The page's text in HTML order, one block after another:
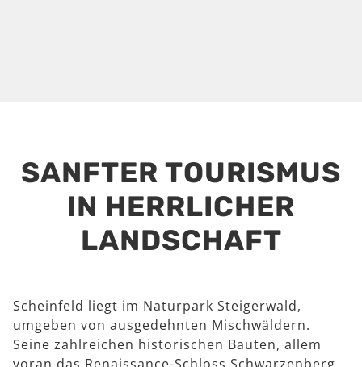
SANFTER TOURISMUS
IN HERRLICHER
LANDSCHAFT
Scheinfeld liegt im Naturpark Steigerwald,
umgeben von ausgedehnten Mischwäldern.
Seine zahlreichen historischen Bauten, allem